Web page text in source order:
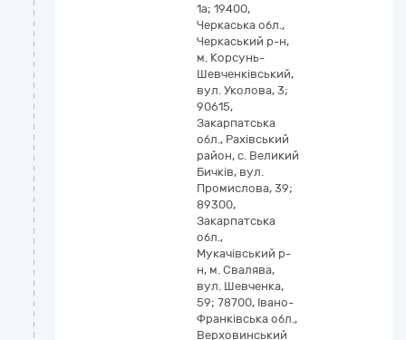
1а; 19400,
Черкаська обл.,
Черкаський р-н,
м. Корсунь-
Шевченківський,
вул. Уколова, 3;
90615,
Закарпатська
обл., Рахівський
район, с. Великий
Бичків, вул.
Промислова, 39;
89300,
Закарпатська
обл.,
Мукачівський р-
н, м. Свалява,
вул. Шевченка,
59; 78700, Івано-
Франківська обл.,
Верховинський